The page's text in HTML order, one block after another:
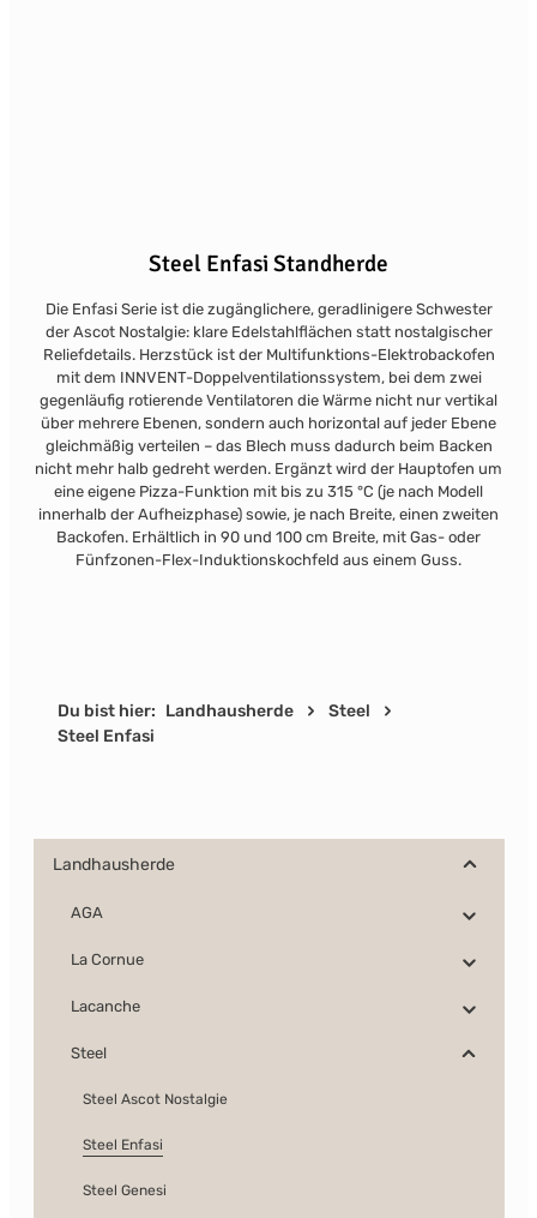
Steel Enfasi Standherde
Die Enfasi Serie ist die zugänglichere, geradlinigere Schwester
der Ascot Nostalgie: klare Edelstahlflächen statt nostalgischer
Reliefdetails. Herzstück ist der Multifunktions-Elektrobackofen
mit dem INNVENT-Doppelventilationssystem, bei dem zwei
gegenläufig rotierende Ventilatoren die Wärme nicht nur vertikal
über mehrere Ebenen, sondern auch horizontal auf jeder Ebene
gleichmäßig verteilen – das Blech muss dadurch beim Backen
nicht mehr halb gedreht werden. Ergänzt wird der Hauptofen um
eine eigene Pizza-Funktion mit bis zu 315 °C (je nach Modell
innerhalb der Aufheizphase) sowie, je nach Breite, einen zweiten
Backofen. Erhältlich in 90 und 100 cm Breite, mit Gas- oder
Fünfzonen-Flex-Induktionskochfeld aus einem Guss.
Du bist hier: Landhausherde
Steel
Steel Enfasi
Landhausherde
AGA
La Cornue
Lacanche
Steel
Steel Ascot Nostalgie
Steel Enfasi
Steel Genesi